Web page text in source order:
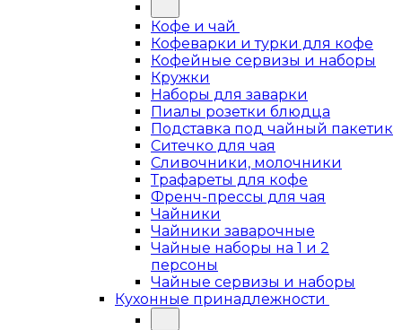
Кофе и чай
Кофеварки и турки для кофе
Кофейные сервизы и наборы
Кружки
Наборы для заварки
Пиалы розетки блюдца
Подставка под чайный пакетик
Ситечко для чая
Сливочники, молочники
Трафареты для кофе
Френч-прессы для чая
Чайники
Чайники заварочные
Чайные наборы на 1 и 2
персоны
Чайные сервизы и наборы
Кухонные принадлежности